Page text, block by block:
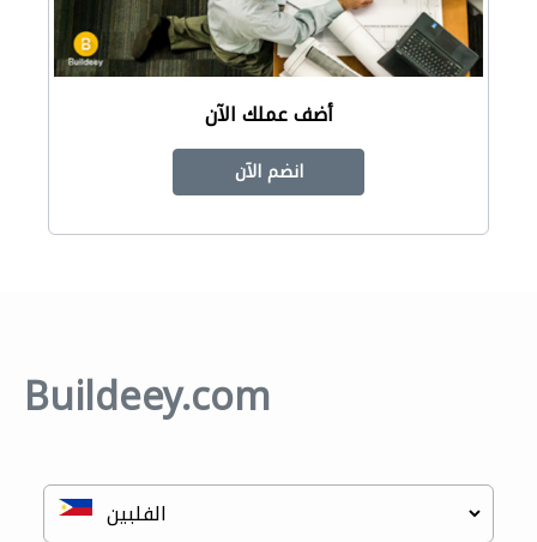
أضف عملك الآن
انضم الآن
Buildeey.com